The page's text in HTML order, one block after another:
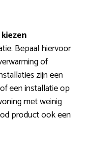
Bepaal hiervoor
of
zijn een
een installatie op
met weinig
product ook een